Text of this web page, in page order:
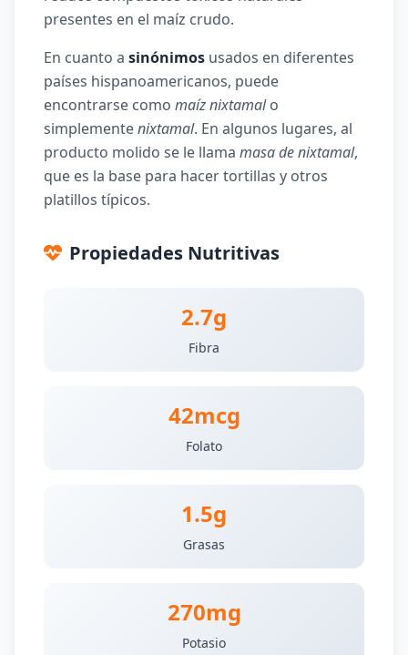
presentes en el maíz crudo.
En cuanto a sinónimos usados en diferentes
países hispanoamericanos, puede
encontrarse como maíz nixtamalo
simplementenixtamal. En algunos lugares, al
producto molido se le llama masa de nixtamal,
que es la base para hacer tortillas y otros
platillos típicos.
Propiedades Nutritivas
2.7g
Fibra
42mcg
Folato
1.5g
Grasas
270mg
Potasio